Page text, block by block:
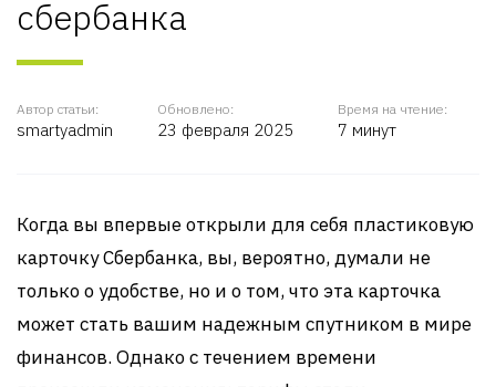
сбербанка
Автор статьи:
smartyadmin
Обновлено:
23 февраля 2025
Время на чтение:
7 минут
Когда вы впервые открыли для себя пластиковую
карточку Сбербанка, вы, вероятно, думали не
только о удобстве, но и о том, что эта карточка
может стать вашим надежным спутником в мире
финансов. Однако с течением времени